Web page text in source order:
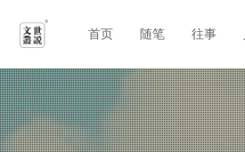
首页 随笔 往事